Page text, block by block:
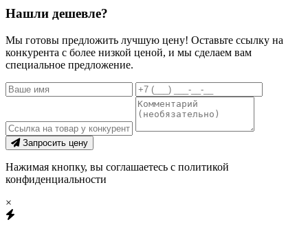
Нашли дешевле?
Мы готовы предложить лучшую цену! Оставьте ссылку на
конкурента с более низкой ценой, и мы сделаем вам
специальное предложение.
Запросить цену
Нажимая кнопку, вы соглашаетесь с политикой
конфиденциальности
×